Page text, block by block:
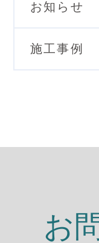
お知らせ
施工事例
お